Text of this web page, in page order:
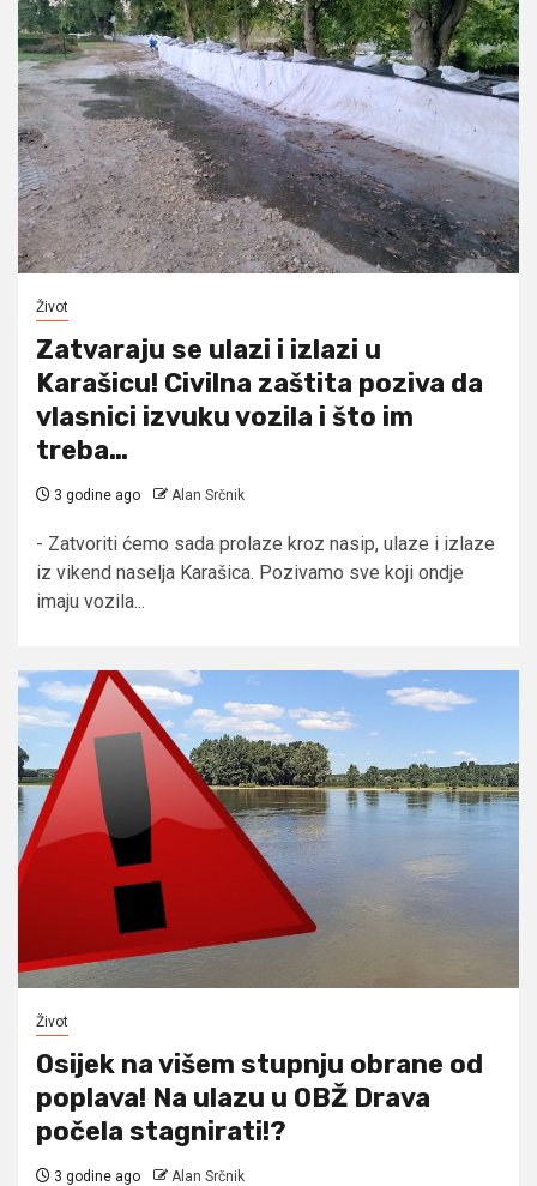
Život
Zatvaraju se ulazi i izlazi u
Karašicu! Civilna zaštita poziva da
vlasnici izvuku vozila i što im
treba…
3 godine ago Alan Srčnik
- Zatvoriti ćemo sada prolaze kroz nasip, ulaze i izlaze
iz vikend naselja Karašica. Pozivamo sve koji ondje
imaju vozila...
Život
Osijek na višem stupnju obrane od
poplava! Na ulazu u OBŽ Drava
počela stagnirati!?
3 godine ago Alan Srčnik